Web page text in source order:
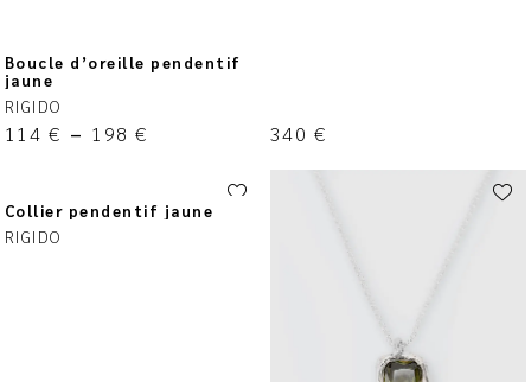
Boucle d’oreille pendentif
jaune
RIGIDO
114 € – 198€ 340 €
Collier pendentif jaune
RIGIDO